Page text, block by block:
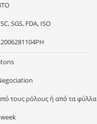
SGS, FDA, ISO
τους ρόλους ή από τα φύλλα